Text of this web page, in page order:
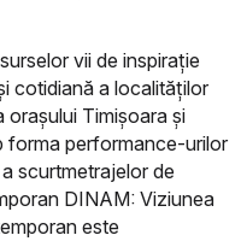
surselor vii de inspirație
cotidiană a localităților
orașului Timișoara și
forma performance-urilor
scurtmetrajelor de
DINAM: Viziunea
este